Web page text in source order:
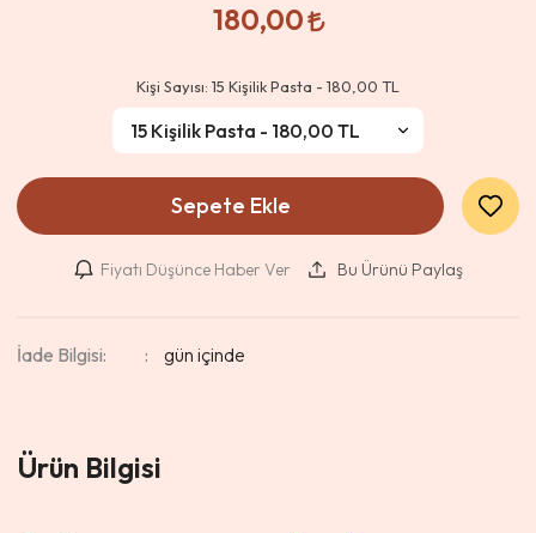
180,00
Kişi Sayısı: 15 Kişilik Pasta - 180,00 TL
Sepete Ekle
Fiyatı Düşünce Haber Ver Bu Ürünü Paylaş
İade Bilgisi:
Ürün Bilgisi